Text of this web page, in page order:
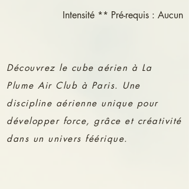
Intensité ** Pré-requis : Aucun
Découvrez le cube aérien à La
Plume Air Club à Paris. Une
discipline aérienne unique pour
développer force, grâce et créativité
dans un univers féérique.